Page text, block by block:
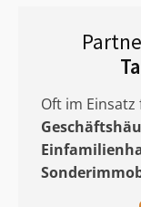
Oft im